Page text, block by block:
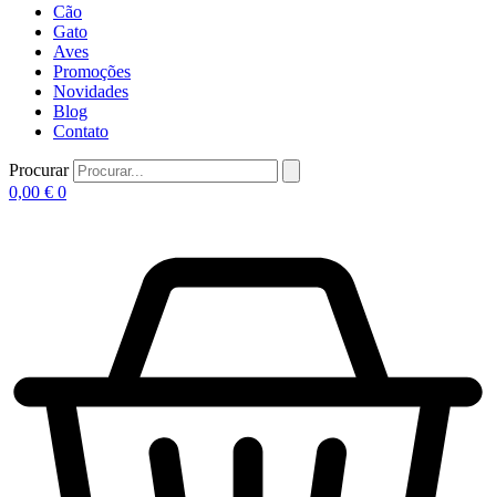
Cão
Gato
Aves
Promoções
Novidades
Blog
Contato
Procurar
0,00 € 0